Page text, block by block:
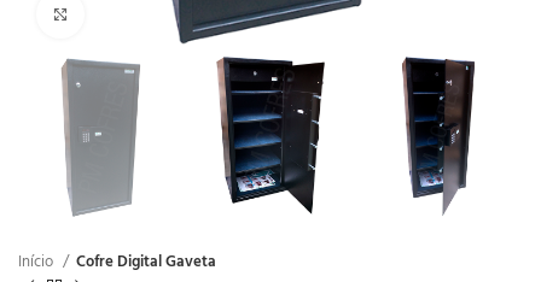
Clique para ampliar
Início Cofre Digital Gaveta